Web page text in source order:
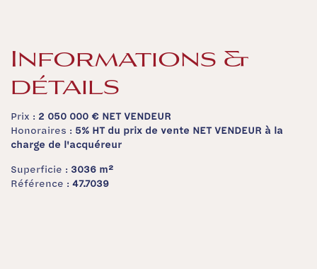
Informations &
détails
Prix : 2 050 000 € NET VENDEUR
Honoraires : 5% HT du prix de vente NET VENDEUR à la
charge de l'acquéreur
Superficie : 3036 m²
Référence : 47.7039